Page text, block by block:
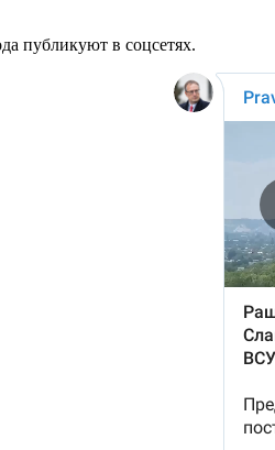
публикуют в соцсетях.